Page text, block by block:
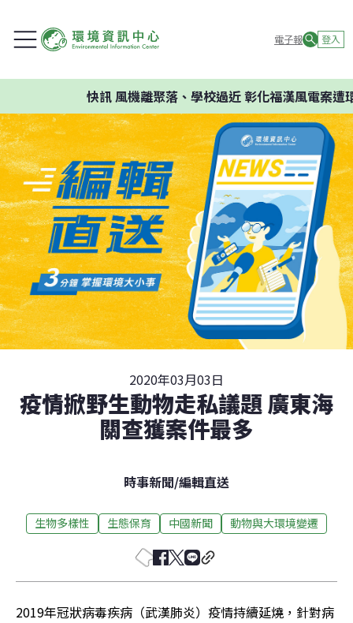
電子報 登入
快訊風機離聚落、學校過近 彰化福漢風電案遭環
2020年03月03日
疫情掀野生動物走私議題 廣東海
關查獲案件最多
時事新聞/編輯直送
生物多樣性 生態保育 中國新聞 動物與大環境變遷
2019年冠狀病毒疾病（武漢肺炎）疫情持續延燒，針對病